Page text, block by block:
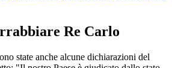
Re Carlo
state anche alcune dichiarazioni del